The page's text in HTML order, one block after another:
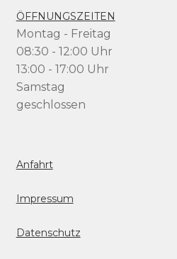
ÖFFNUNGSZEITEN
Montag - Freitag
08:30 - 12:00 Uhr
13:00 - 17:00 Uhr
Samstag
geschlossen
Anfahrt
Impressum
Datenschutz